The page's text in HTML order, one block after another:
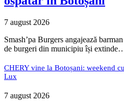
7 august 2026
Smash’pa Burgers angajează
de burgeri din municipiu își
CHERY vine la Botoșani: weekend
Lux
7 august 2026